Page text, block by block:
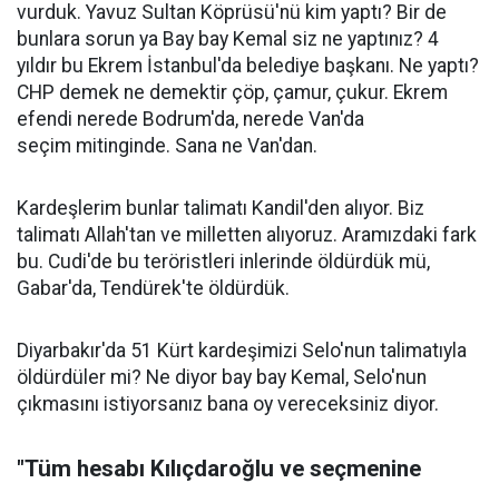
vurduk. Yavuz Sultan Köprüsü'nü kim yaptı? Bir de
bunlara sorun ya Bay bay Kemal siz ne yaptınız? 4
yıldır bu Ekrem İstanbul'da belediye başkanı. Ne yaptı?
CHP demek ne demektir çöp, çamur, çukur. Ekrem
efendi nerede Bodrum'da, nerede Van'da
seçim mitinginde. Sana ne Van'dan.
Kardeşlerim bunlar talimatı Kandil'den alıyor. Biz
talimatı Allah'tan ve milletten alıyoruz. Aramızdaki fark
bu. Cudi'de bu teröristleri inlerinde öldürdük mü,
Gabar'da, Tendürek'te öldürdük.
Diyarbakır'da 51 Kürt kardeşimizi Selo'nun talimatıyla
öldürdüler mi? Ne diyor bay bay Kemal, Selo'nun
çıkmasını istiyorsanız bana oy vereceksiniz diyor.
"Tüm hesabı Kılıçdaroğlu ve seçmenine